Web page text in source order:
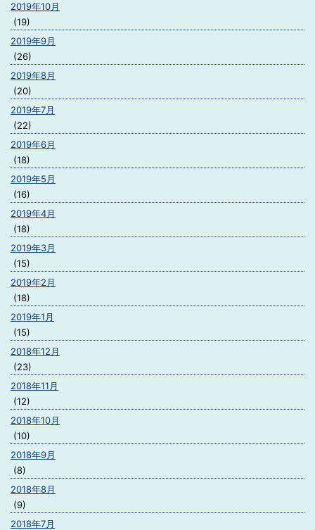
2019年10月
(19)
2019年9月
(26)
2019年8月
(20)
2019年7月
(22)
2019年6月
(18)
2019年5月
(16)
2019年4月
(18)
2019年3月
(15)
2019年2月
(18)
2019年1月
(15)
2018年12月
(23)
2018年11月
(12)
2018年10月
(10)
2018年9月
(8)
2018年8月
(9)
2018年7月